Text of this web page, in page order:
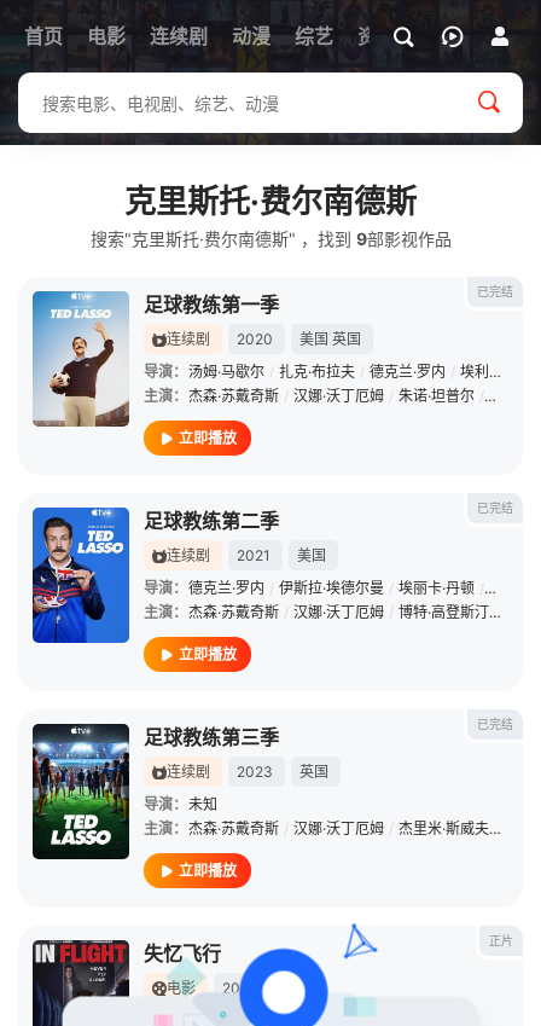
首页 电影 连续剧 动漫 综艺 资讯
克里斯托·费尔南德斯
搜索"克里斯托·费尔南德斯" ，找到 9部影视作品
已完结
足球教练第一季
连续剧 2020 美国 英国
导演： 汤姆·马歇尔 / 扎克·布拉夫 / 德克兰·罗内 / 埃利奥特·赫加蒂
主演： 杰森·苏戴奇斯 / 汉娜·沃丁厄姆 / 朱诺·坦普尔 / 布兰登·
立即播放
已完结
足球教练第二季
连续剧 2021
美国
导演： 德克兰·罗内 / 伊斯拉·埃德尔曼 / 埃丽卡·丹顿 / 马特·利
主演： 杰森·苏戴奇斯 / 汉娜·沃丁厄姆 / 博特·高登斯汀 /
立即播放
已完结
足球教练第三季
连续剧 2023
英国
导演： 未知
主演： 杰森·苏戴奇斯 / 汉娜·沃丁厄姆 / 杰里米·斯威夫特
立即播放
正片
失忆飞行
电影 2024
美国
导演：
Youngblood